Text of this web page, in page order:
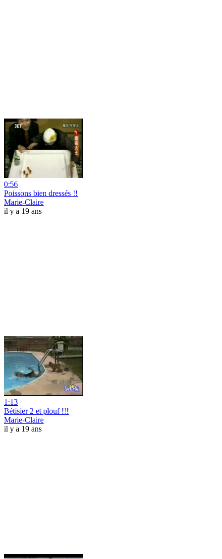
0:56
Poissons bien dressés !!
Marie-Claire
il y a 19 ans
1:13
Bétisier 2 et plouf !!!
Marie-Claire
il y a 19 ans